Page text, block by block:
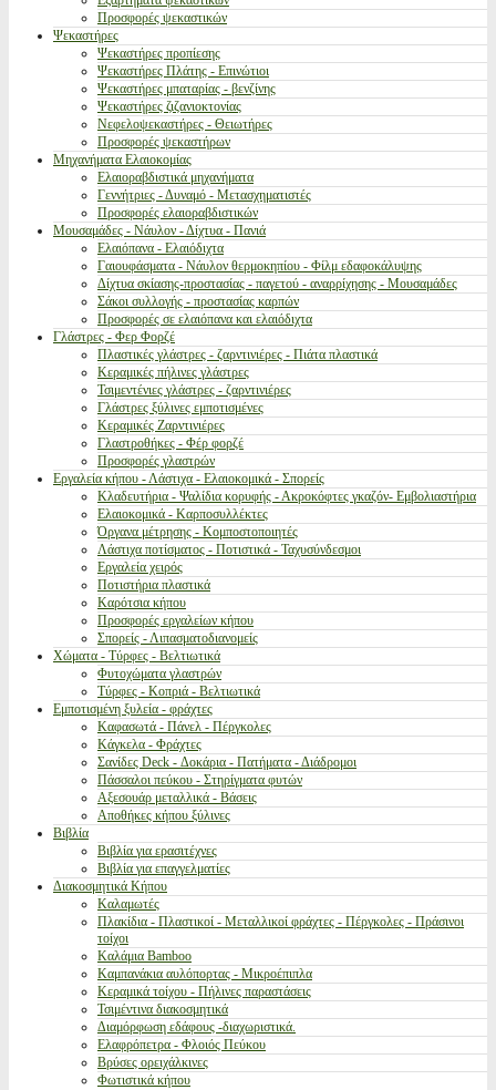
Προσφορές ψεκαστικών
Ψεκαστήρες
Ψεκαστήρες προπίεσης
Ψεκαστήρες Πλάτης - Επινώτιοι
Ψεκαστήρες μπαταρίας - βενζίνης
Ψεκαστήρες ζιζανιοκτονίας
Νεφελοψεκαστήρες - Θειωτήρες
Προσφορές ψεκαστήρων
Μηχανήματα Ελαιοκομίας
Ελαιοραβδιστικά μηχανήματα
Γεννήτριες - Δυναμό - Μετασχηματιστές
Προσφορές ελαιοραβδιστικών
Μουσαμάδες - Νάυλον - Δίχτυα - Πανιά
Ελαιόπανα - Ελαιόδιχτα
Γαιουφάσματα - Νάυλον θερμοκηπίου - Φίλμ εδαφοκάλυψης
Δίχτυα σκίασης-προστασίας - παγετού - αναρρίχησης - Μουσαμάδες
Σάκοι συλλογής - προστασίας καρπών
Προσφορές σε ελαιόπανα και ελαιόδιχτα
Γλάστρες - Φερ Φορζέ
Πλαστικές γλάστρες - ζαρντινιέρες - Πιάτα πλαστικά
Κεραμικές πήλινες γλάστρες
Τσιμεντένιες γλάστρες - ζαρντινιέρες
Γλάστρες ξύλινες εμποτισμένες
Κεραμικές Ζαρντινιέρες
Γλαστροθήκες - Φέρ φορζέ
Προσφορές γλαστρών
Εργαλεία κήπου - Λάστιχα - Ελαιοκομικά - Σπορείς
Κλαδευτήρια - Ψαλίδια κορυφής - Ακροκόφτες γκαζόν- Εμβολιαστήρια
Ελαιοκομικά - Καρποσυλλέκτες
Όργανα μέτρησης - Κομποστοποιητές
Λάστιχα ποτίσματος - Ποτιστικά - Ταχυσύνδεσμοι
Εργαλεία χειρός
Ποτιστήρια πλαστικά
Καρότσια κήπου
Προσφορές εργαλείων κήπου
Σπορείς - Λιπασματοδιανομείς
Χώματα - Τύρφες - Βελτιωτικά
Φυτοχώματα γλαστρών
Τύρφες - Κοπριά - Βελτιωτικά
Εμποτισμένη ξυλεία - φράχτες
Καφασωτά - Πάνελ - Πέργκολες
Κάγκελα - Φράχτες
Σανίδες Deck - Δοκάρια - Πατήματα - Διάδρομοι
Πάσσαλοι πεύκου - Στηρίγματα φυτών
Αξεσουάρ μεταλλικά - Βάσεις
Αποθήκες κήπου ξύλινες
Βιβλία
Βιβλία για ερασιτέχνες
Βιβλία για επαγγελματίες
Διακοσμητικά Κήπου
Καλαμωτές
Πλακίδια - Πλαστικοί - Μεταλλικοί φράχτες - Πέργκολες - Πράσινοι
τοίχοι
Καλάμια Bamboo
Καμπανάκια αυλόπορτας - Μικροέπιπλα
Κεραμικά τοίχου - Πήλινες παραστάσεις
Τσιμέντινα διακοσμητικά
Διαμόρφωση εδάφους -διαχωριστικά.
Ελαφρόπετρα - Φλοιός Πεύκου
Βρύσες ορειχάλκινες
Φωτιστικά κήπου